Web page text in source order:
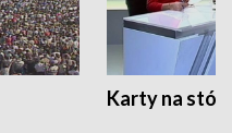
Karty na